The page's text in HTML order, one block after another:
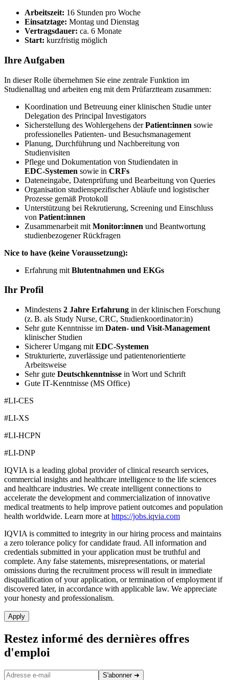
Arbeitszeit: 16 Stunden pro Woche
Einsatztage: Montag und Dienstag
Vertragsdauer: ca. 6 Monate
Start: kurzfristig möglich
Ihre Aufgaben
In dieser Rolle übernehmen Sie eine zentrale Funktion im
Studienalltag und arbeiten eng mit dem Prüfarztteam zusammen:
Koordination und Betreuung einer klinischen Studie unter
Delegation des Principal Investigators
Sicherstellung des Wohlergehens derPatient:innen sowie
professionelles Patienten‑ und Besuchsmanagement
Planung, Durchführung und Nachbereitung von
Studienvisiten
Pflege und Dokumentation von Studiendaten in
EDC‑Systemen sowie in CRFs
Dateneingabe, Datenprüfung und Bearbeitung von Queries
Organisation studienspezifischer Abläufe und logistischer
Prozesse gemäß Protokoll
Unterstützung bei Rekrutierung, Screening und Einschluss
von Patient:innen
Zusammenarbeit mit Monitor:innen und Beantwortung
studienbezogener Rückfragen
Nice to have (keine Voraussetzung):
Erfahrung mit Blutentnahmen und EKGs
Ihr Profil
Mindestens 2 Jahre Erfahrung in der klinischen Forschung
(z. B. als Study Nurse, CRC, Studienkoordinator:in)
Sehr gute Kenntnisse im Daten‑ und Visit‑Management
klinischer Studien
Sicherer Umgang mit EDC‑Systemen
Strukturierte, zuverlässige und patientenorientierte
Arbeitsweise
Sehr gute Deutschkenntnisse in Wort und Schrift
Gute IT‑Kenntnisse (MS Office)
#LI-CES
#LI-XS
#LI-HCPN
#LI-DNP
IQVIA is a leading global provider of clinical research services,
commercial insights and healthcare intelligence to the life sciences
and healthcare industries. We create intelligent connections to
accelerate the development and commercialization of innovative
medical treatments to help improve patient outcomes and population
health worldwide. Learn more at https://jobs.iqvia.com
IQVIA is committed to integrity in our hiring process and maintains
a zero tolerance policy for candidate fraud. All information and
credentials submitted in your application must be truthful and
complete. Any false statements, misrepresentations, or material
omissions during the recruitment process will result in immediate
disqualification of your application, or termination of employment if
discovered later, in accordance with applicable law. We appreciate
your honesty and professionalism.
Apply
Restez informé des dernières offres
d'emploi
S'abonner ➜